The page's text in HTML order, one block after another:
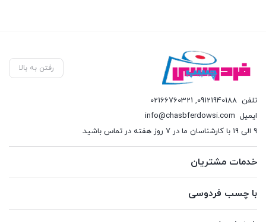
رفتن به بالا
تلفن 09121940188
,
02166760321
ایمیل info@chasbferdowsi.com
9 الی 19 با کارشناسان ما در 7 روز هفته در تماس باشید.
خدمات مشتریان
با چسب فردوسی